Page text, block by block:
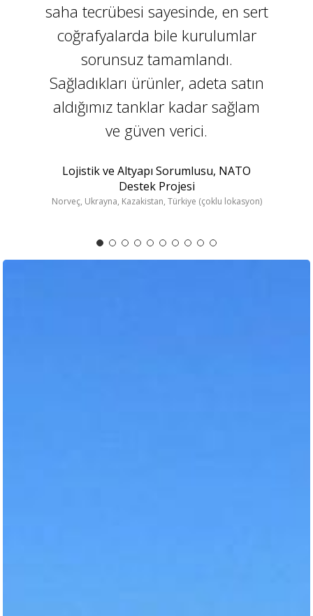
saha tecrübesi sayesinde, en sert
coğrafyalarda bile kurulumlar
sorunsuz tamamlandı.
Sağladıkları ürünler, adeta satın
aldığımız tanklar kadar sağlam
ve güven verici.
Lojistik ve Altyapı Sorumlusu, NATO
Destek Projesi
Norveç, Ukrayna, Kazakistan, Türkiye (çoklu lokasyon)